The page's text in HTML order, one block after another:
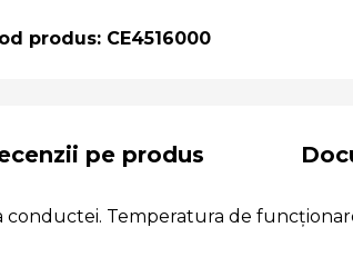
produs: CE4516000
pe produs
Temperatura de